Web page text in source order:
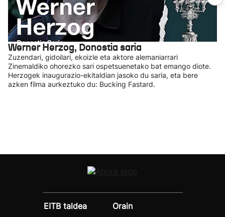
Werner Herzog, Donostia saria
Zuzendari, gidoilari, ekoizle eta aktore alemaniarrari
Zinemaldiko ohorezko sari ospetsuenetako bat emango diote.
Herzogek inaugurazio-ekitaldian jasoko du saria, eta bere
azken filma aurkeztuko du: Bucking Fastard.
EITB taldea
Orain